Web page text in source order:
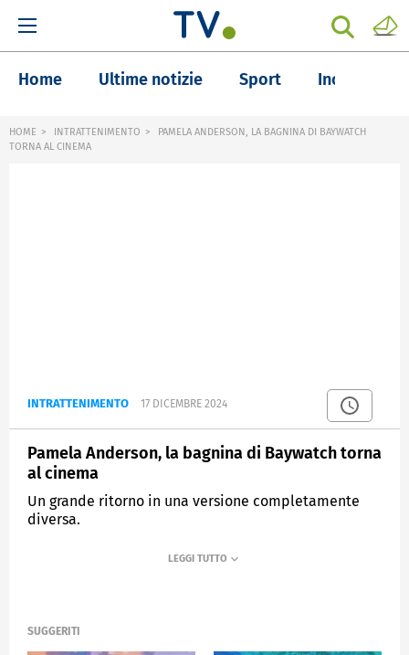
Home Ultime notizie Sport Inchieste
HOME INTRATTENIMENTO
PAMELA ANDERSON, LA BAGNINA DI BAYWATCH
TORNA AL CINEMA
INTRATTENIMENTO 17 DICEMBRE 2024
Pamela Anderson, la bagnina di Baywatch torna
al cinema
Un grande ritorno in una versione completamente
diversa.
POMERIGGIO CINQUE
SUGGERITI